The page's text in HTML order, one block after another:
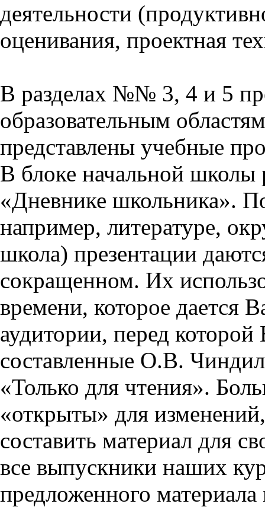
деятельности
оценивания, проектная
В разделах №№ 3, 4 и 5
образовательным
представлены учебные
В блоке начальной школы
«Дневнике школьника».
например, литературе,
школа) презентации
сокращенном. Их
времени, которое дается
аудитории, перед
составленные О.В.
«Только для чтения».
«открыты» для
составить материал для
все выпускники наших
предложенного